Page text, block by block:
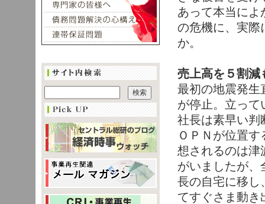
あって本当によ
の危機に、実際
か。
売上高を５割減
最初の地震発生
が停止。立って
社長は素早い判
ＯＰＮが位置
想されるのは津
がいましたが、
長の自宅に移し
てすぐさま動き